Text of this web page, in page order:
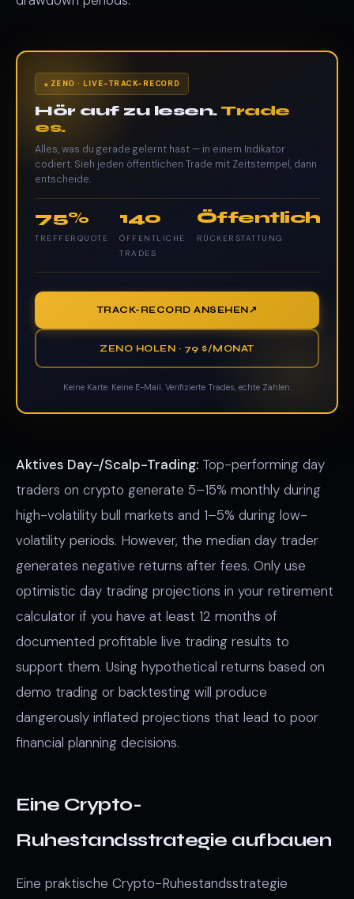
ZENO · LIVE-TRACK-RECORD
Hör auf zu lesen. Trade
es.
Alles, was du gerade gelernt hast — in einem Indikator
codiert. Sieh jeden öffentlichen Trade mit Zeitstempel, dann
entscheide.
75%
TREFFERQUOTE
140
ÖFFENTLICHE
TRADES
Öffentlich
RÜCKERSTATTUNG
TRACK-RECORD ANSEHEN
ZENO HOLEN · 79 $/MONAT
Keine Karte. Keine E-Mail. Verifizierte Trades, echte Zahlen.
Aktives Day-/Scalp-Trading: Top-performing day
traders on crypto generate 5–15% monthly during
high-volatility bull markets and 1–5% during low-
volatility periods. However, the median day trader
generates negative returns after fees. Only use
optimistic day trading projections in your retirement
calculator if you have at least 12 months of
documented profitable live trading results to
support them. Using hypothetical returns based on
demo trading or backtesting will produce
dangerously inflated projections that lead to poor
financial planning decisions.
Eine Crypto-
Ruhestandsstrategie aufbauen
Eine praktische Crypto-Ruhestandsstrategie